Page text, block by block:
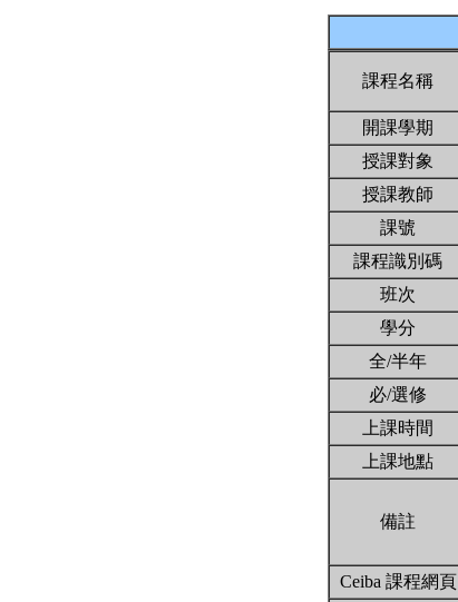
課程名稱
開課學期
授課對象
授課教師
課號
課程識別碼
班次
學分
全/半年
必/選修
上課時間
上課地點
備註
Ceiba 課程網頁